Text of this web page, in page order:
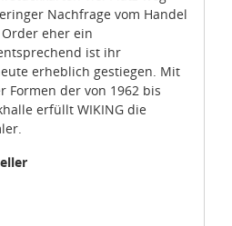
Details
Nachfrage vom Handel
eher ein
ist ihr
erheblich gestiegen. Mit
Formen der von 1962 bis
erfüllt WIKING die